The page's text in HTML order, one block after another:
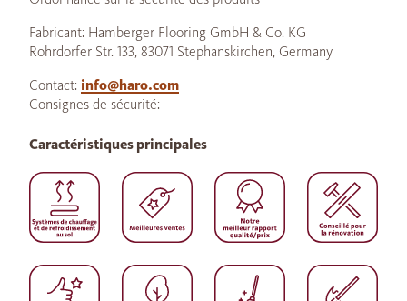
Fabricant: Hamberger Flooring GmbH & Co. KG
Rohrdorfer Str. 133, 83071 Stephanskirchen, Germany
Contact: info@haro.com
Consignes de sécurité: --
Caractéristiques principales